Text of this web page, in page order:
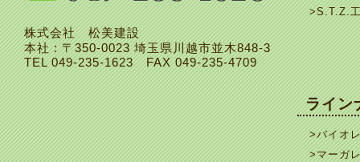
株式会社 松美建設
本社 : 〒350-0023 埼玉県川越市並木848-3
TEL049-235-1623FAX 049-235-4709
>S.T.Z.
ライン
>バイオ
>マーガ